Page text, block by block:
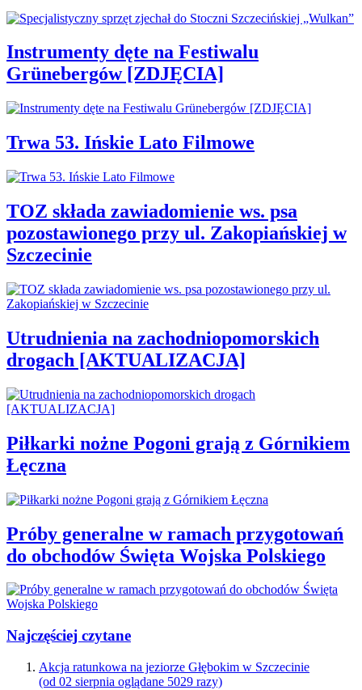
Instrumenty dęte na Festiwalu
Grünebergów [ZDJĘCIA]
Trwa 53. Ińskie Lato Filmowe
TOZ składa zawiadomienie ws. psa
pozostawionego przy ul. Zakopiańskiej w
Szczecinie
Utrudnienia na zachodniopomorskich
drogach [AKTUALIZACJA]
Piłkarki nożne Pogoni grają z Górnikiem
Łęczna
Próby generalne w ramach przygotowań
do obchodów Święta Wojska Polskiego
Najczęściej czytane
Akcja ratunkowa na jeziorze Głębokim w Szczecinie
(od 02 sierpnia oglądane 5029 razy)